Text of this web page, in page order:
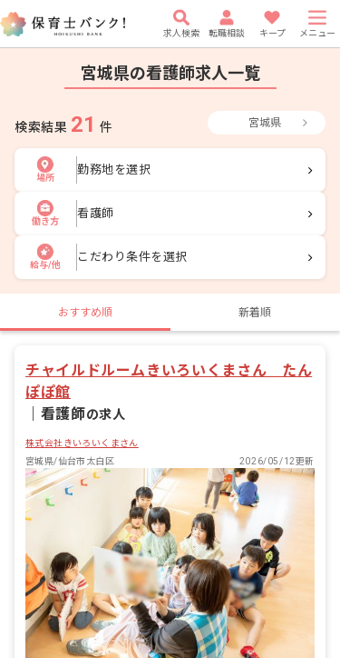
求人検索 転職相談 キープ メニュー
宮城県の看護師求人一覧
検索結果 21 件 宮城県
場所
勤務地を選択
働き方
看護師
給与/他
こだわり条件を選択
おすすめ順 新着順
チャイルドルームきいろいくまさん たん
ぽぽ館
看護師の求人
株式会社きいろいくまさん
宮城県/仙台市太白区
2026/05/12更新